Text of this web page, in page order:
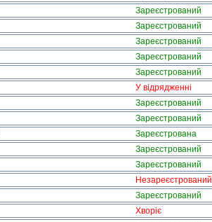
Зареєстрований
Зареєстрований
Зареєстрований
Зареєстрований
Зареєстрований
У відрядженні
Зареєстрований
Зареєстрований
Зареєстрована
Зареєстрований
Зареєстрований
Незареєстрований
Зареєстрований
Хворіє